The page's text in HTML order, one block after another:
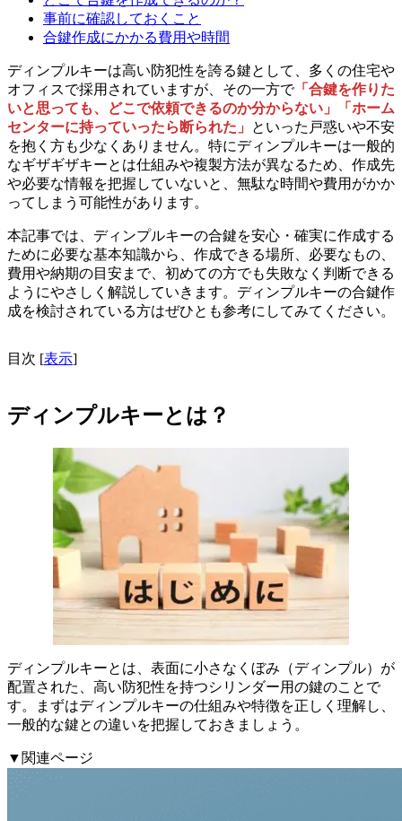
事前に確認しておくこと
合鍵作成にかかる費用や時間
ディンプルキーは高い防犯性を誇る鍵として、多くの住宅や
オフィスで採用されていますが、その一方で「合鍵を作りた
いと思っても、どこで依頼できるのか分からない」「ホーム
センターに持っていったら断られた」
といった戸惑いや不安
を抱く方も少なくありません。特にディンプルキーは一般的
なギザギザキーとは仕組みや複製方法が異なるため、作成先
や必要な情報を把握していないと、無駄な時間や費用がかか
ってしまう可能性があります。
本記事では、ディンプルキーの合鍵を安心・確実に作成する
ために必要な基本知識から、作成できる場所、必要なもの、
費用や納期の目安まで、初めての方でも失敗なく判断できる
ようにやさしく解説していきます。ディンプルキーの合鍵作
成を検討されている方はぜひとも参考にしてみてください。
目次 [表示]
ディンプルキーとは？
ディンプルキーとは、表面に小さなくぼみ（ディンプル）が
配置された、高い防犯性を持つシリンダー用の鍵のことで
す。まずはディンプルキーの仕組みや特徴を正しく理解し、
一般的な鍵との違いを把握しておきましょう。
▼関連ページ